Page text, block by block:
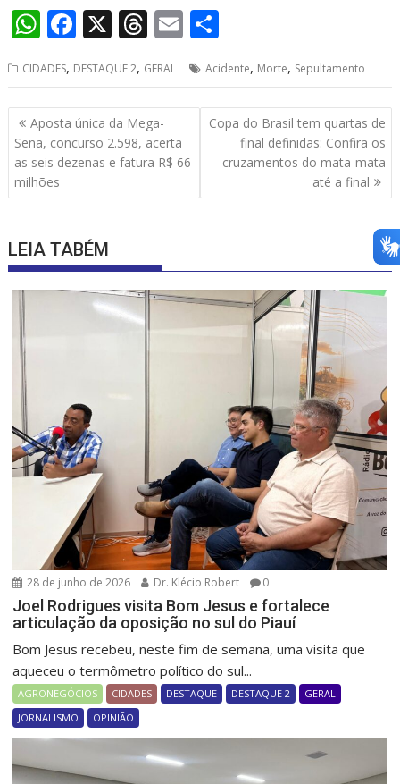
W
h
at
s
A
p
p
F
ac
e
b
o
o
k
X T
h
re
a
d
s
E
m
ai
l
ar
e
CIDADES, DESTAQUE 2, GERAL Acidente, Morte, Sepultamento
Navegação
de
Post
Aposta única da Mega-
Sena, concurso 2.598, acerta
as seis dezenas e fatura R$ 66
milhões
Copa do Brasil tem quartas de
final definidas: Confira os
cruzamentos do mata-mata
até a final
LEIA TABÉM
28 de junho de 2026 Dr. Klécio Robert 0
Joel Rodrigues visita Bom Jesus e fortalece
articulação da oposição no sul do Piauí
Bom Jesus recebeu, neste fim de semana, uma visita que
aqueceu o termômetro político do sul...
AGRONEGÓCIOS CIDADES DESTAQUE DESTAQUE 2
GERAL
JORNALISMO
OPINIÃO